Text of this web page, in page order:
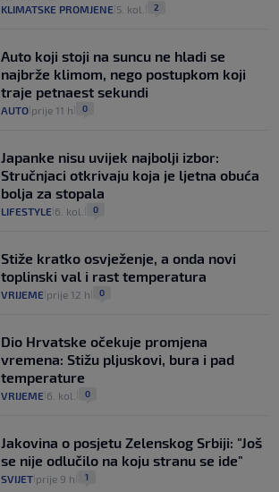
KLIMATSKE PROMJENE 5. kol. 2
Auto koji stoji na suncu ne hladi se
najbrže klimom, nego postupkom koji
traje petnaest sekundi
AUTO prije 11 h 0
Japanke nisu uvijek najbolji izbor:
Stručnjaci otkrivaju koja je ljetna obuća
bolja za stopala
LIFESTYLE 6. kol. 0
Stiže kratko osvježenje, a onda novi
toplinski val i rast temperatura
VRIJEME prije 12 h 0
Dio Hrvatske očekuje promjena
vremena: Stižu pljuskovi, bura i pad
temperature
VRIJEME 6. kol. 0
Jakovina o posjetu Zelenskog Srbiji: "Još
se nije odlučilo na koju stranu se ide"
SVIJET prije 9 h 1